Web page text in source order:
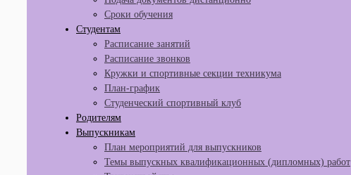
Сроки обучения
Студентам
Расписание занятий
Расписание звонков
Кружки и спортивные секции техникума
План-график
Студенческий спортивный клуб
Родителям
Выпускникам
План мероприятий для выпускников
Темы выпускных квалификационных (дипломных) работ